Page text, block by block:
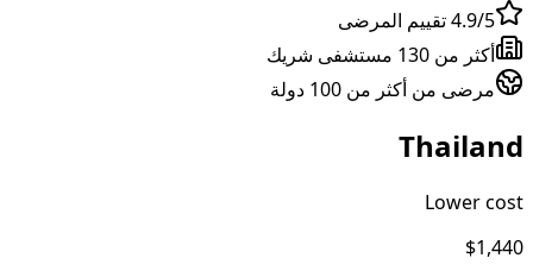
4.9/5 تقييم المرضى
أكثر من 130 مستشفى شريك
مرضى من أكثر من 100 دولة
Thailand
Lower cost
$1,440